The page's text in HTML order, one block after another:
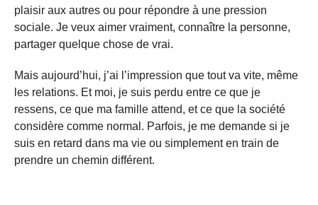
plaisir aux autres ou pour répondre à une pression
sociale. Je veux aimer vraiment, connaître la personne,
partager quelque chose de vrai.
Mais aujourd’hui, j’ai l’impression que tout va vite, même
les relations. Et moi, je suis perdu entre ce que je
ressens, ce que ma famille attend, et ce que la société
considère comme normal. Parfois, je me demande si je
suis en retard dans ma vie ou simplement en train de
prendre un chemin différent.